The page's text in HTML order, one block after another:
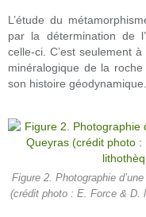
L’étude du
par la détermination de
celle-ci. C’est seulement
minéralogique de la
son histoire géodynamique.
Figure 2. Photographie
(crédit photo : E. Force & D.